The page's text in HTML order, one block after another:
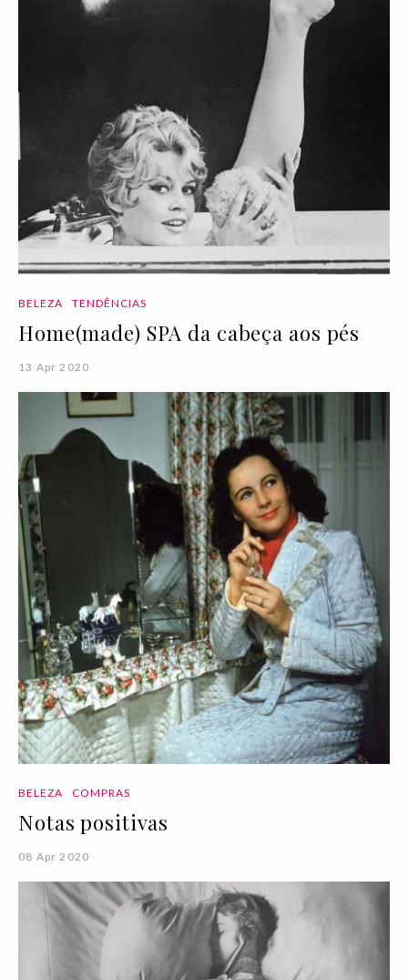
BELEZA TENDÊNCIAS
Home(made) SPA da cabeça aos pés
13 Apr 2020
BELEZA COMPRAS
Notas positivas
08 Apr 2020